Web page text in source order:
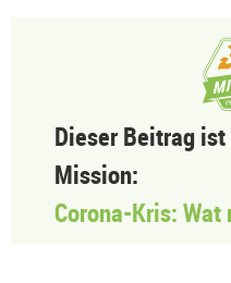
Dieser Beitrag
Mission:
Corona-Kris: Wat